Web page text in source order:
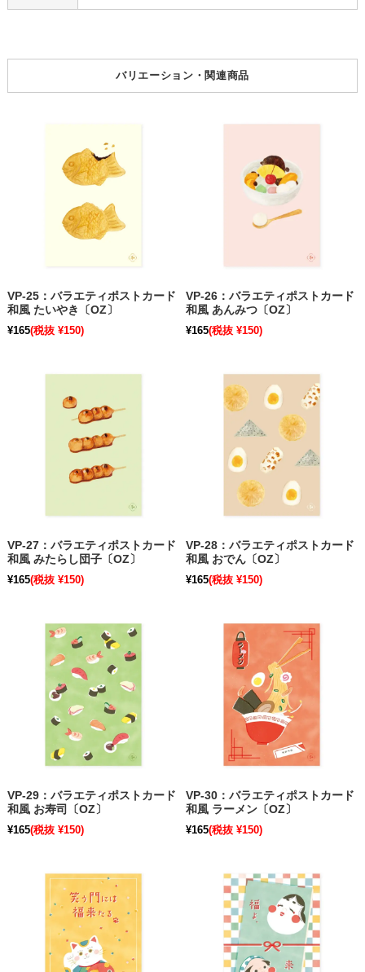
バリエーション・関連商品
VP-25：バラエティポストカード
和風 たいやき〔OZ〕
¥165(税抜 ¥150)
VP-26：バラエティポストカード
和風 あんみつ〔OZ〕
¥165(税抜 ¥150)
VP-27：バラエティポストカード
和風 みたらし団子〔OZ〕
¥165(税抜 ¥150)
VP-28：バラエティポストカード
和風 おでん〔OZ〕
¥165(税抜 ¥150)
VP-29：バラエティポストカード
和風 お寿司〔OZ〕
¥165(税抜 ¥150)
VP-30：バラエティポストカード
和風 ラーメン〔OZ〕
¥165(税抜 ¥150)